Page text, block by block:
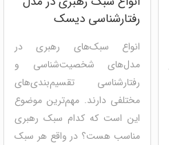
رفتارشناسی دیسک
انواع سبک‌های رهبری در
مدل‌های شخصیت‌شناسی و
رفتارشناسی تقسیم‌بندی‌های
مختلفی دارند. مهم‌ترین موضوع
این است که کدام سبک رهبری
مناسب هست؟ در واقع هر سبک